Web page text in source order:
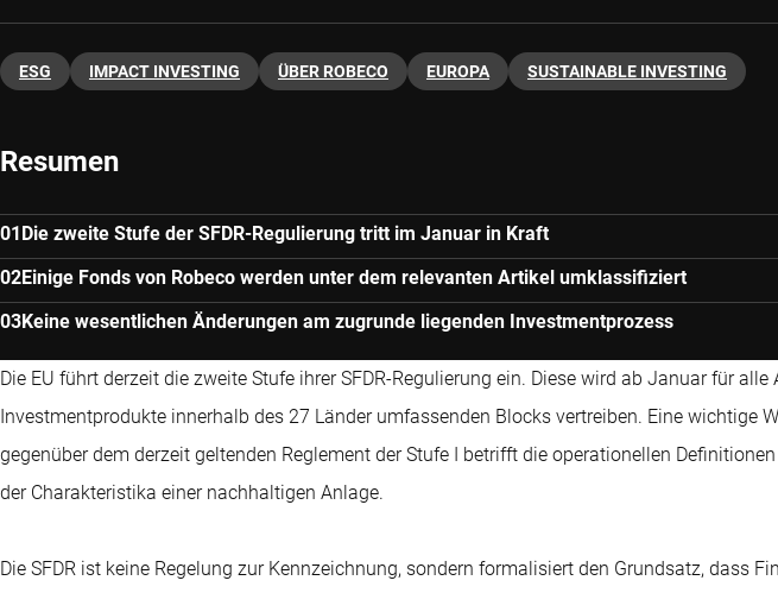
ESG IMPACT INVESTING ÜBER ROBECO EUROPA SUSTAINABLE INVESTING
Resumen
Die zweite Stufe der SFDR-Regulierung tritt im Januar in Kraft
Einige Fonds von Robeco werden unter dem relevanten Artikel umklassifiziert
Keine wesentlichen Änderungen am zugrunde liegenden Investmentprozess
Die EU führt derzeit die zweite Stufe ihrer SFDR-Regulierung ein. Diese wird ab Januar für
Investmentprodukte innerhalb des 27 Länder umfassenden Blocks vertreiben. Eine wichtige
gegenüber dem derzeit geltenden Reglement der Stufe I betrifft die operationellen
der Charakteristika einer nachhaltigen Anlage.
Die SFDR ist keine Regelung zur Kennzeichnung, sondern formalisiert den Grundsatz, dass